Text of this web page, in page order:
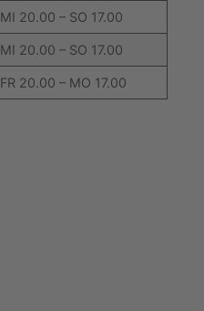
MI 20.00 – SO 17.00
MI 20.00 – SO 17.00
FR 20.00 – MO 17.00